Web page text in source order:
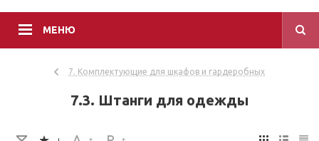
МЕНЮ
7. Комплектующие для шкафов и гардеробных
7.3. Штанги для одежды